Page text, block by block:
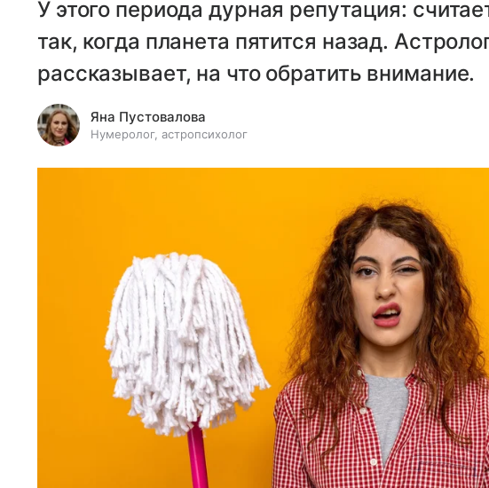
У этого периода дурная репутация:
так, когда планета пятится назад.
рассказывает, на что обратить внимание.
Яна Пустовалова
Нумеролог, астропсихолог